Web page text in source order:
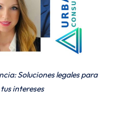
Soluciones legales para
intereses